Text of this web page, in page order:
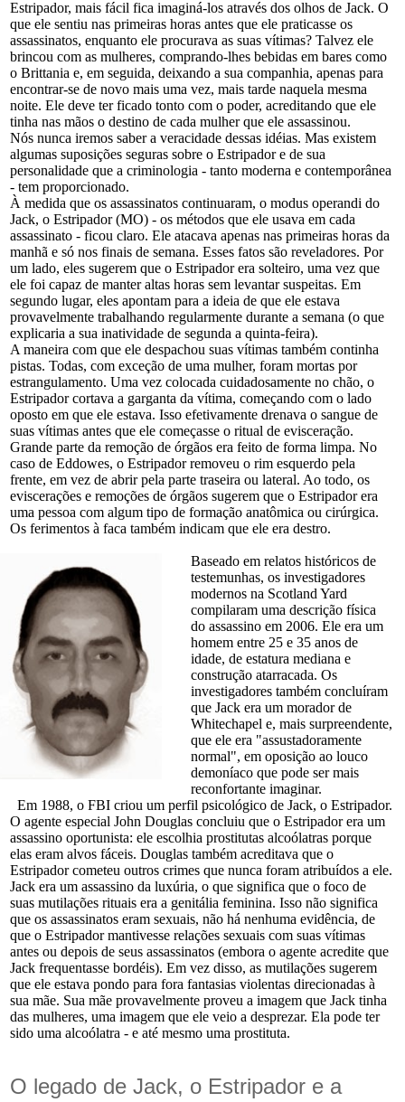
Estripador, mais fácil fica imaginá-los através dos olhos de Jack. O
que ele sentiu nas primeiras horas antes que ele praticasse os
assassinatos, enquanto ele procurava as suas vítimas? Talvez ele
brincou com as mulheres, comprando-lhes bebidas em bares como
o Brittania e, em seguida, deixando a sua companhia, apenas para
encontrar-se de novo mais uma vez, mais tarde naquela mesma
noite. Ele deve ter ficado tonto com o poder, acreditando que ele
tinha nas mãos o destino de cada mulher que ele assassinou.
Nós nunca iremos saber a veracidade dessas idéias. Mas existem
algumas suposições seguras sobre o Estripador e de sua
personalidade que a criminologia - tanto moderna e contemporânea
- tem proporcionado.
À medida que os assassinatos continuaram, o modus operandi do
Jack, o Estripador (MO) - os métodos que ele usava em cada
assassinato - ficou claro. Ele atacava apenas nas primeiras horas da
manhã e só nos finais de semana. Esses fatos são reveladores. Por
um lado, eles sugerem que o Estripador era solteiro, uma vez que
ele foi capaz de manter altas horas sem levantar suspeitas. Em
segundo lugar, eles apontam para a ideia de que ele estava
provavelmente trabalhando regularmente durante a semana (o que
explicaria a sua inatividade de segunda a quinta-feira).
A maneira com que ele despachou suas vítimas também continha
pistas. Todas, com exceção de uma mulher, foram mortas por
estrangulamento. Uma vez colocada cuidadosamente no chão, o
Estripador cortava a garganta da vítima, começando com o lado
oposto em que ele estava. Isso efetivamente drenava o sangue de
suas vítimas antes que ele começasse o ritual de evisceração.
Grande parte da remoção de órgãos era feito de forma limpa. No
caso de Eddowes, o Estripador removeu o rim esquerdo pela
frente, em vez de abrir pela parte traseira ou lateral. Ao todo, os
eviscerações e remoções de órgãos sugerem que o Estripador era
uma pessoa com algum tipo de formação anatômica ou cirúrgica.
Os ferimentos à faca também indicam que ele era destro.
Baseado em relatos históricos de
testemunhas, os investigadores
modernos na Scotland Yard
compilaram uma descrição física
do assassino em 2006. Ele era um
homem entre 25 e 35 anos de
idade, de estatura mediana e
construção atarracada. Os
investigadores também concluíram
que Jack era um morador de
Whitechapel e, mais surpreendente,
que ele era "assustadoramente
normal", em oposição ao louco
demoníaco que pode ser mais
reconfortante imaginar.
Em 1988, o FBI criou um perfil psicológico de Jack, o Estripador.
O agente especial John Douglas concluiu que o Estripador era um
assassino oportunista: ele escolhia prostitutas alcoólatras porque
elas eram alvos fáceis. Douglas também acreditava que o
Estripador cometeu outros crimes que nunca foram atribuídos a ele.
Jack era um assassino da luxúria, o que significa que o foco de
suas mutilações rituais era a genitália feminina. Isso não significa
que os assassinatos eram sexuais, não há nenhuma evidência, de
que o Estripador mantivesse relações sexuais com suas vítimas
antes ou depois de seus assassinatos (embora o agente acredite que
Jack frequentasse bordéis). Em vez disso, as mutilações sugerem
que ele estava pondo para fora fantasias violentas direcionadas à
sua mãe. Sua mãe provavelmente proveu a imagem que Jack tinha
das mulheres, uma imagem que ele veio a desprezar. Ela pode ter
sido uma alcoólatra - e até mesmo uma prostituta.
O legado de Jack, o Estripador e a